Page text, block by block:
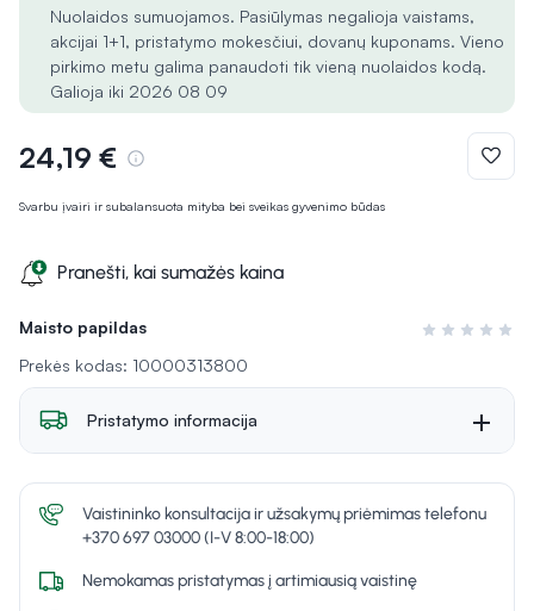
Maisto papildas
Įvertinimas 0
Prekės kodas: 10000313800
Svarbu įvairi ir subalansuota mityba bei sveikas gyvenimo būdas
Nuolaidos sumuojamos. Pasiūlymas negalioja vaistams,
akcijai 1+1, pristatymo mokesčiui, dovanų kuponams. Vieno
pirkimo metu galima panaudoti tik vieną nuolaidos kodą.
Galioja iki 2026 08 09
24,19 €
Pranešti, kai sumažės kaina
Pristatymo informacija
Vaistininko konsultacija ir užsakymų priėmimas telefonu
+370 697 03000 (I-V 8:00-18:00)
Nemokamas pristatymas į artimiausią vaistinę